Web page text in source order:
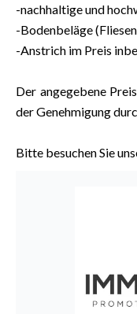
-nachhaltige und
-Bodenbeläge
-Anstrich im Preis
Der angegebene
der Genehmigung
Bitte besuchen Sie